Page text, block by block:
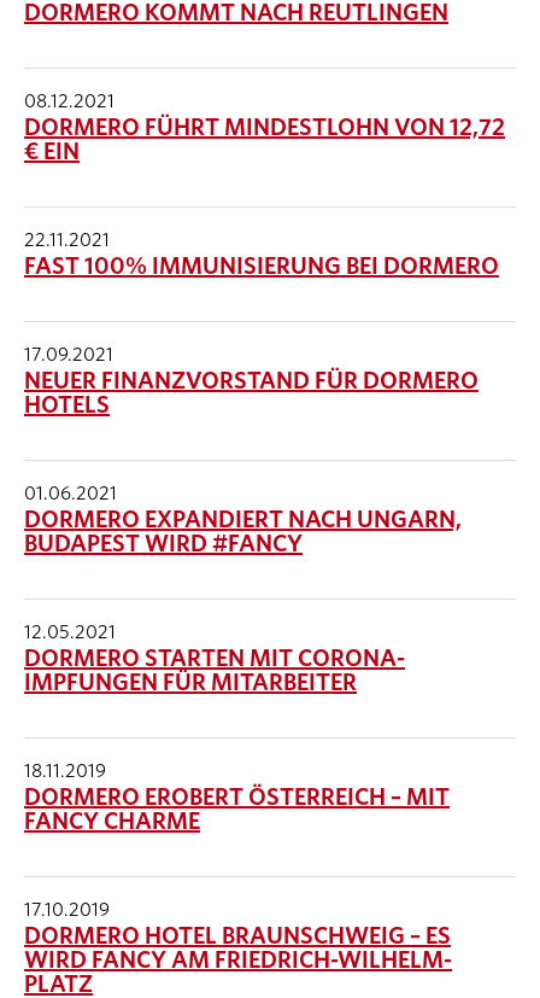
DORMERO KOMMT NACH REUTLINGEN
08.12.2021
DORMERO FÜHRT MINDESTLOHN VON 12,72
€ EIN
22.11.2021
FAST 100% IMMUNISIERUNG BEI DORMERO
17.09.2021
NEUER FINANZVORSTAND FÜR DORMERO
HOTELS
01.06.2021
DORMERO EXPANDIERT NACH UNGARN,
BUDAPEST WIRD #FANCY
12.05.2021
DORMERO STARTEN MIT CORONA-
IMPFUNGEN FÜR MITARBEITER
18.11.2019
DORMERO EROBERT ÖSTERREICH – MIT
FANCY CHARME
17.10.2019
DORMERO HOTEL BRAUNSCHWEIG – ES
WIRD FANCY AM FRIEDRICH-WILHELM-
PLATZ